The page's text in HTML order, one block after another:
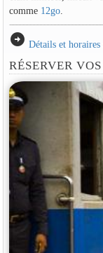
comme 12go.
arrow_circle_right Détails et horaires
RÉSERVER